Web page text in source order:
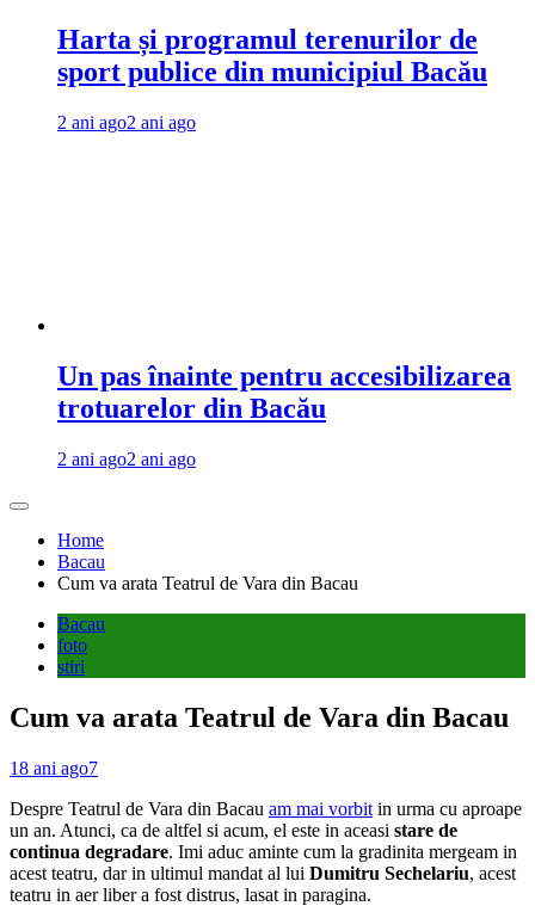
Harta și programul terenurilor de
sport publice din municipiul Bacău
2 ani ago2 ani ago
Un pas înainte pentru accesibilizarea
trotuarelor din Bacău
2 ani ago2 ani ago
Home
Bacau
Cum va arata Teatrul de Vara din Bacau
Bacau
foto
stiri
Cum va arata Teatrul de Vara din Bacau
18 ani ago7
Despre Teatrul de Vara din Bacau am mai vorbit in urma cu aproape
un an. Atunci, ca de altfel si acum, el este in aceasi stare de
continua degradare. Imi aduc aminte cum la gradinita mergeam in
acest teatru, dar in ultimul mandat al lui Dumitru Sechelariu, acest
teatru in aer liber a fost distrus, lasat in paragina.